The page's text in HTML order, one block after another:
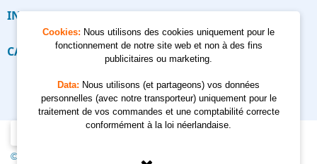
INFORMATIONS 
CALCULATEUR
Cookies: Nous utilisons des cookies uniquement pour le
fonctionnement de notre site web et non à des fins
publicitaires ou marketing.
Data: Nous utilisons (et partageons) vos données
personnelles (avec notre transporteur) uniquement pour le
traitement de vos commandes et une comptabilité correcte
conformément à la loi néerlandaise.
© 2012 - 2026 Kempkes Waterpompen